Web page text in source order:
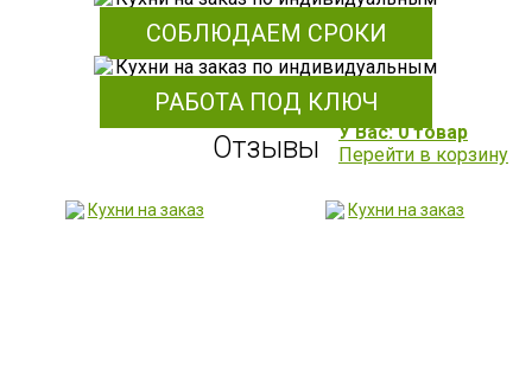
СОБЛЮДАЕМ СРОКИ
РАБОТА ПОД КЛЮЧ
Отзывы
У Вас: 0 товар
Перейти в корзину